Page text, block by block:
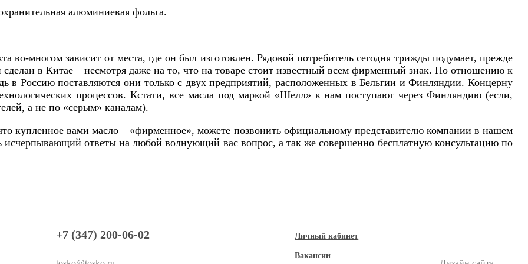
алюминиевая фольга.
во-многом зависит от места, где он был изготовлен. Рядовой потребитель сегодня трижды подумает, прежде
в Китае – несмотря даже на то, что на товаре стоит известный всем фирменный знак. По отношению к
в Россию поставляются они только с двух предприятий, расположенных в Бельгии и Финляндии. Концерну
процессов. Кстати, все масла под маркой «Шелл» к нам поступают через Финляндию (если,
а не по «серым» каналам).
купленное вами масло – «фирменное», можете позвонить официальному представителю компании в нашем
ответы на любой волнующий вас вопрос, а так же совершенно бесплатную консультацию по
+7 (347) 200-06-02 Личный кабинет
Вакансии